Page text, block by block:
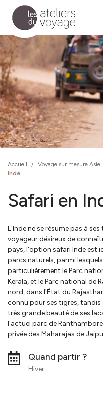
Aller au contenu principal
Accueil / Voyage sur mesure Asie
Inde
Safari en
L'Inde ne se résume pas à
voyageur désireux de
pays, l'option safari Inde est
parcs naturels, parmi
particulièrement le Parc
Kerala, et le Parc national de
nord, dans l'État du
connu pour ses tigres, tandis
très grande beauté de ses
l'actuel parc de
privée des Maharajas de
Quand partir ?
Hiver